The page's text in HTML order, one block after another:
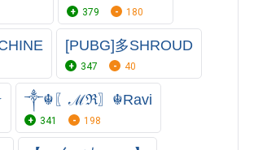
379 180
[PUBG]多SHROUD
347 40
༒☬〖ℳℜ〗☬Ravi
341 198